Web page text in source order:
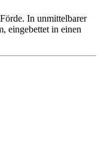
In unmittelbarer
eingebettet in einen